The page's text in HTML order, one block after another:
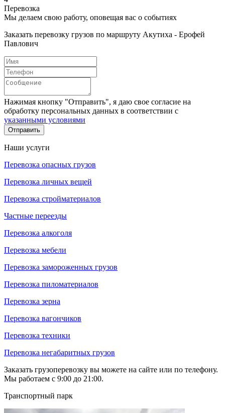
Перевозка
Мы делаем свою работу, оповещая вас о событиях
Заказать перевозку грузов по маршруту Акутиха - Ерофей
Павлович
Нажимая кнопку "Отправить", я даю свое согласие на
обработку персональных данных в соответствии с
указанными условиями
Отправить
Наши услуги
Перевозка опасных грузов
Перевозка личных вещей
Перевозка стройматериалов
Частные переезды
Перевозка алкоголя
Перевозка мебели
Перевозка замороженных грузов
Перевозка пиломатериалов
Перевозка зерна
Перевозка вагончиков
Перевозка техники
Перевозка негабаритных грузов
Заказать грузоперевозку вы можете на сайте или по телефону.
Мы работаем с 9:00 до 21:00.
Транспортный парк